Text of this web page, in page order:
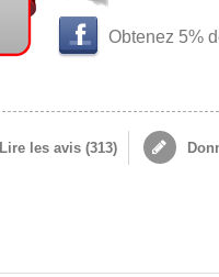
Obtenez 5%
Lire les avis (313)